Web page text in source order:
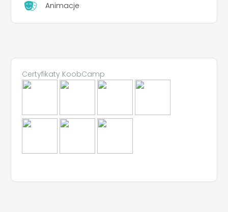
Animacje
Certyfikaty KoobCamp